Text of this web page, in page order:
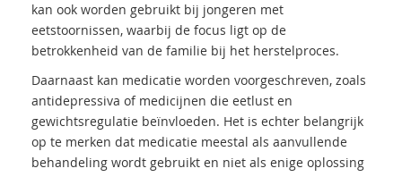
kan ook worden gebruikt bij jongeren met
eetstoornissen, waarbij de focus ligt op de
betrokkenheid van de familie bij het herstelproces.
Daarnaast kan medicatie worden voorgeschreven, zoals
antidepressiva of medicijnen die eetlust en
gewichtsregulatie beïnvloeden. Het is echter belangrijk
op te merken dat medicatie meestal als aanvullende
behandeling wordt gebruikt en niet als enige oplossing